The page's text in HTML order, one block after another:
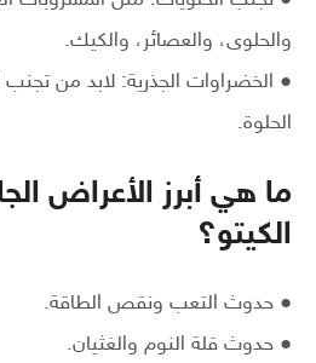
والحلوى، والعصائر، والكيك.
● الخضراوات الجذرية: لابد من
الحلوة.
ما هي أبرز الأعراض
الكيتو؟
● حدوث التعب ونقص الطاقة.
● حدوث قلة النوم والغثيان.